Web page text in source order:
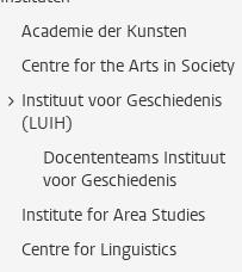
Academie der Kunsten
Centre for the Arts in Society
Instituut voor Geschiedenis
(LUIH)
Docententeams Instituut
voor Geschiedenis
Institute for Area Studies
Centre for Linguistics